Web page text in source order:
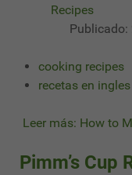
Recipes
cooking recipes
recetas en ingles
Leer más: How to
Pimm’s Cup